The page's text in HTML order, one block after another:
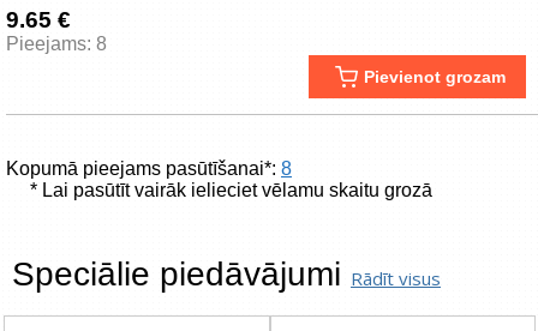
9.65 €
Pieejams: 8
Pievienot grozam
Kopumā pieejams pasūtīšanai*: 8
* Lai pasūtīt vairāk ielieciet vēlamu skaitu grozā
Speciālie piedāvājumi Rādīt visus